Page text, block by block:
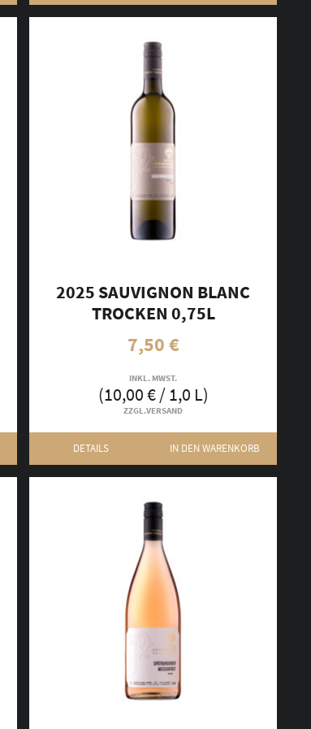
2025 SAUVIGNON BLANC
TROCKEN 0,75L
7,50€
INKL. MWST.
(10,00€/ 1,0 L)
ZZGL.VERSAND
DETAILS IN DEN WARENKORB